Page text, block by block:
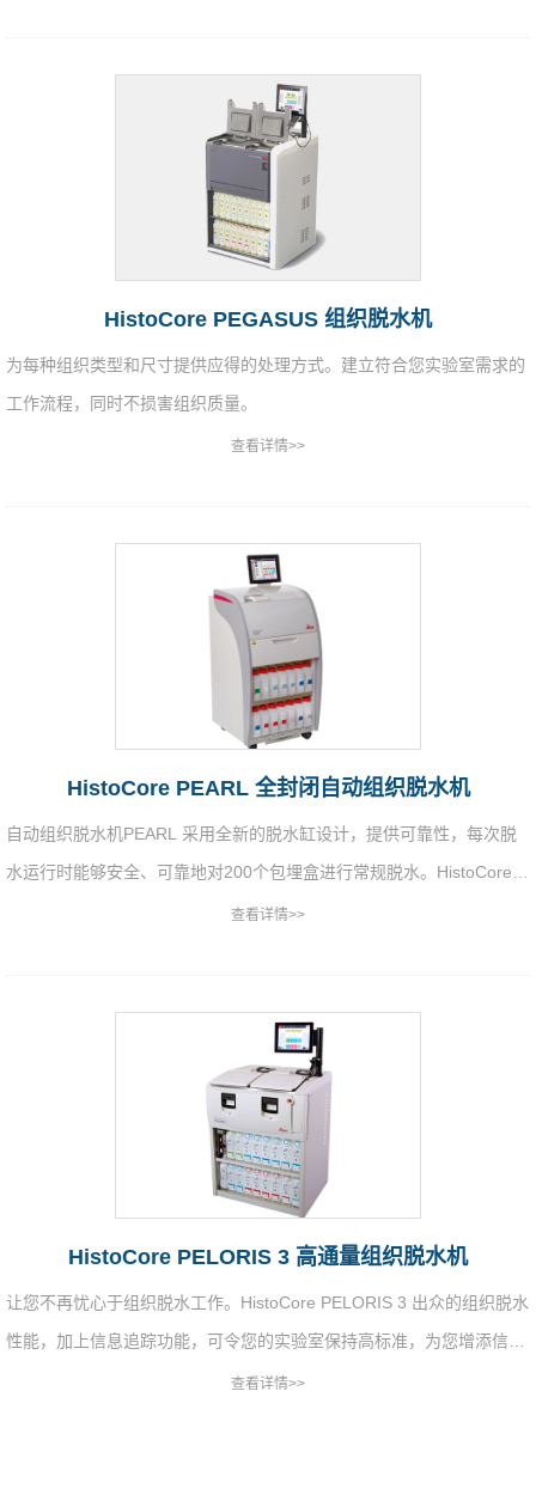
HistoCore PEGASUS 组织脱水机
为每种组织类型和尺寸提供应得的处理方式。建立符合您实验室需求的
工作流程，同时不损害组织质量。
查看详情>>
HistoCore PEARL 全封闭自动组织脱水机
自动组织脱水机PEARL 采用全新的脱水缸设计，提供可靠性，每次脱
水运行时能够安全、可靠地对200个包埋盒进行常规脱水。HistoCore
PEARL 全封闭组织脱水机体积小巧，可最大化节约实验室空间。
查看详情>>
HistoCore PELORIS 3 高通量组织脱水机
让您不再忧心于组织脱水工作。HistoCore PELORIS 3 出众的组织脱水
性能，加上信息追踪功能，可令您的实验室保持高标准，为您增添信
心。它能最大程度地提高实验室生产率，实现高效灵活的工作流程。
查看详情>>